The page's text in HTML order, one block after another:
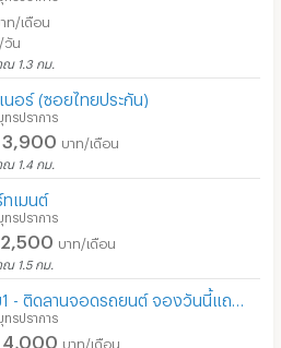
ท/เดือน
วัน
ณ 1.3 กม.
นอร์ (ซอยไทยประกัน)
ทรปราการ
3,900 บาท/เดือน
ณ 1.4 กม.
เมนต์
ทรปราการ
บาท/เดือน
ณ 1.5 กม.
ทรปราการ
4,000 บาท/เดือน